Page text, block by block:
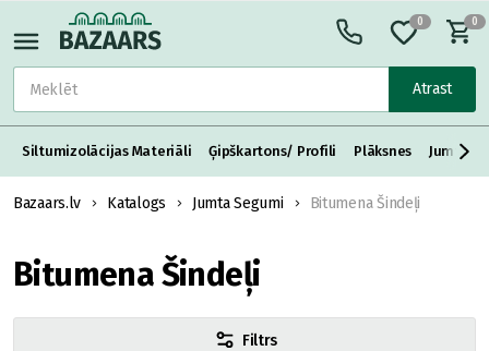
Atrast
0 0
Siltumizolācijas Materiāli Ģipškartons/ Profili Plāksnes Jumta
Bazaars.lv Katalogs Jumta Segumi Bitumena Šindeļi
Bitumena Šindeļi
Filtrs